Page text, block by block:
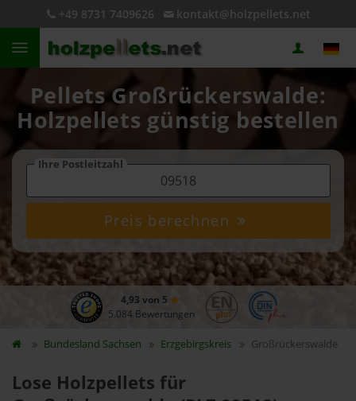
+49 8731 7409626 kontakt@holzpellets.net
Pellets Großrückerswalde:
Holzpellets günstig bestellen
Ihre Postleitzahl
Preis berechnen
4,93 von 5
5.084 Bewertungen
Bundesland Sachsen Erzgebirgskreis Großrückerswalde
Lose Holzpellets für